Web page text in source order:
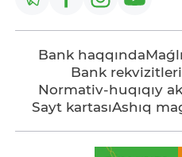
Bank haqqında
Bank rekvizitleri
Normativ-huqıqıy
Sayt kartasıAshıq